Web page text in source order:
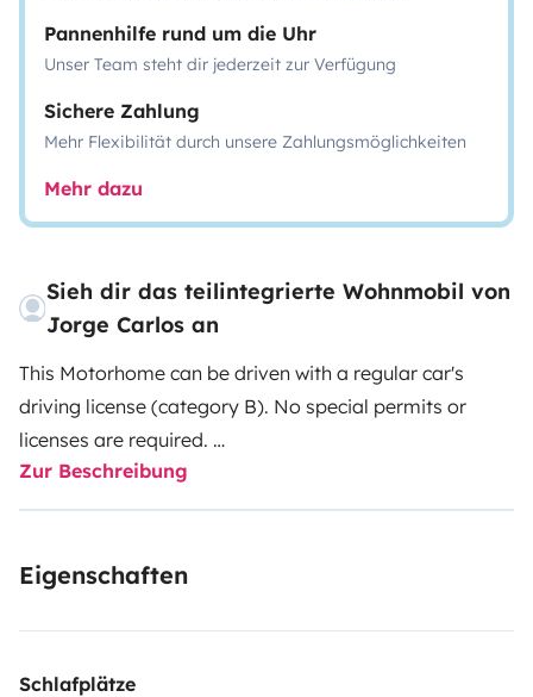
Pannenhilfe rund um die Uhr
Unser Team steht dir jederzeit zur Verfügung
Sichere Zahlung
Mehr Flexibilität durch unsere Zahlungsmöglichkeiten
Mehr dazu
Sieh dir das teilintegrierte Wohnmobil von
Jorge Carlos an
This Motorhome can be driven with a regular car's
driving license (category B). No special permits or
licenses are required.
Available for pickups at Sevilla airport (*) (See terms
and conditions below)
from Seville, where during your trip you can leave your
dishware, camping table and chairs
Zur Beschreibung
Eigenschaften
Schlafplätze